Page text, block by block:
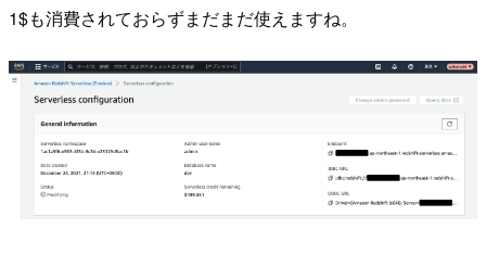
1$も消費されておらずまだまだ使えますね。